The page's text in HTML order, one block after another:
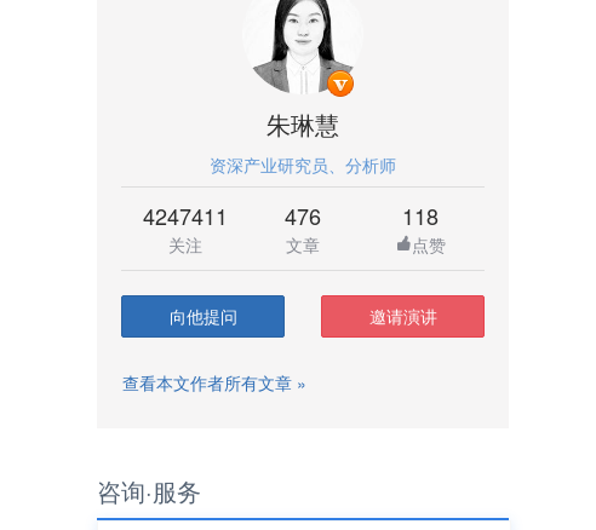
朱琳慧
资深产业研究员、分析师
4247411
关注
476
文章
118
点赞
向他提问 邀请演讲
查看本文作者所有文章 »
咨询·服务